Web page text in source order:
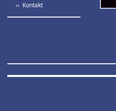
›› Kontakt